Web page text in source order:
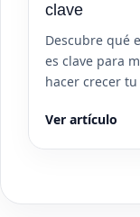
clave
Descubre qué
es clave para
hacer crecer
Ver artículo